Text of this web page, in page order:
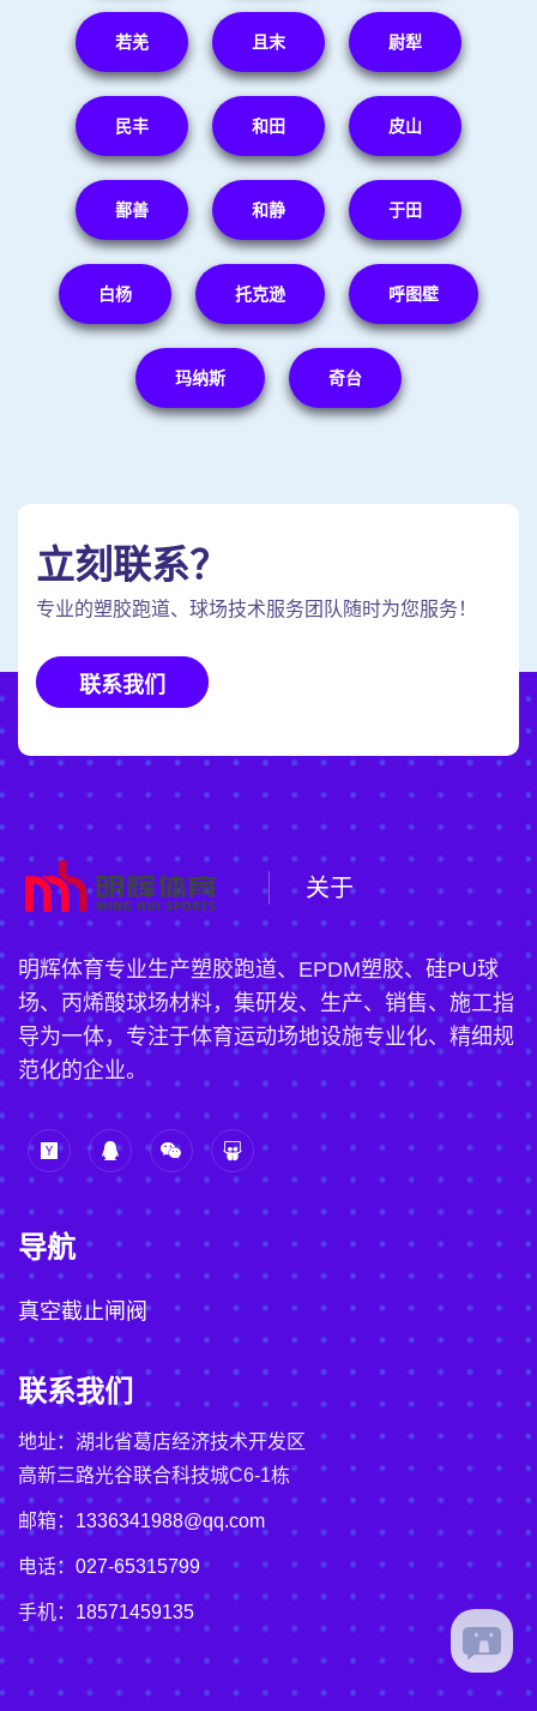
若羌 且末 尉犁
民丰 和田 皮山
鄯善 和静 于田
白杨 托克逊 呼图壁
玛纳斯 奇台
立刻联系？
专业的塑胶跑道、球场技术服务团队随时为您服务！
联系我们
关于
明辉体育专业生产塑胶跑道、EPDM塑胶、硅PU球
场、丙烯酸球场材料，集研发、生产、销售、施工指
导为一体，专注于体育运动场地设施专业化、精细规
范化的企业。
导航
真空截止闸阀
联系我们
地址：湖北省葛店经济技术开发区
高新三路光谷联合科技城C6-1栋
邮箱： 1336341988@qq.com
电话： 027-65315799
手机： 18571459135